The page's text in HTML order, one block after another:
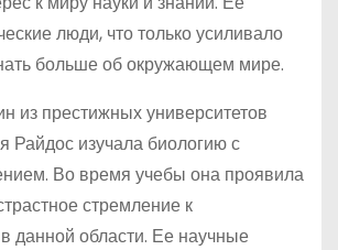
люди, что только усиливало
больше об окружающем мире.
из престижных университетов
Райдос изучала биологию с
Во время учебы она проявила
стремление к
данной области. Ее научные